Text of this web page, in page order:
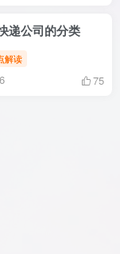
递公司的分类
解读
75